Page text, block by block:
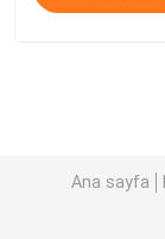
Ana sayfa